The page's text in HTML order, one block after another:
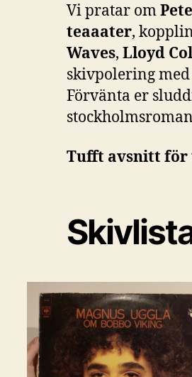
Vi pratar om
teaaater,
Waves, Lloyd
skivpolering med
Förvänta er
Tufft avsnitt för